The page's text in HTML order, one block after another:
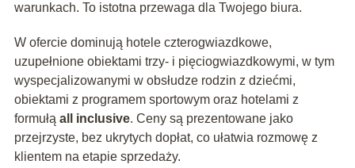
warunkach. To istotna przewaga dla Twojego biura.
W ofercie dominują hotele czterogwiazdkowe,
uzupełnione obiektami trzy- i pięciogwiazdkowymi, w tym
wyspecjalizowanymi w obsłudze rodzin z dziećmi,
obiektami z programem sportowym oraz hotelami z
formułą all inclusive. Ceny są prezentowane jako
przejrzyste, bez ukrytych dopłat, co ułatwia rozmowę z
klientem na etapie sprzedaży.